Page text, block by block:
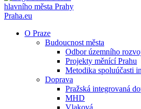
hlavního města Prahy
Praha.eu
O Praze
Budoucnost města
Odbor územního
Projekty měnící Prahu
Metodika spoluúčasti
Doprava
Pražská integrovaná
MHD
Vlaková